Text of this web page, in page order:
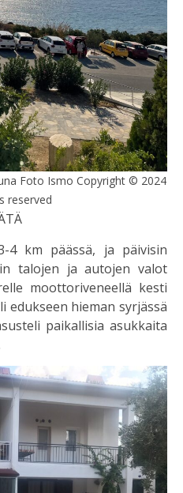
Foto Ismo Copyright © 2024
reserved
4 km päässä, ja päivisin
talojen ja autojen valot
moottoriveneellä kesti
edukseen hieman syrjässä
paikallisia asukkaita